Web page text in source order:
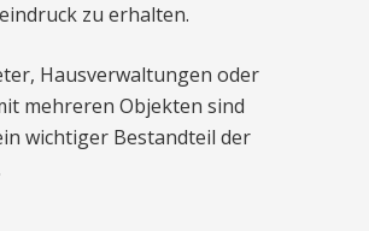
zu erhalten.
Hausverwaltungen oder
mehreren Objekten sind
wichtiger Bestandteil der